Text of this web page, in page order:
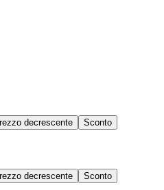
decrescente Sconto
decrescente Sconto